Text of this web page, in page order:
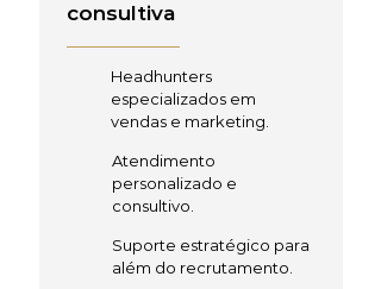
consultiva
Headhunters
especializados em
vendas e marketing.
Atendimento
personalizado e
consultivo.
Suporte estratégico para
além do recrutamento.